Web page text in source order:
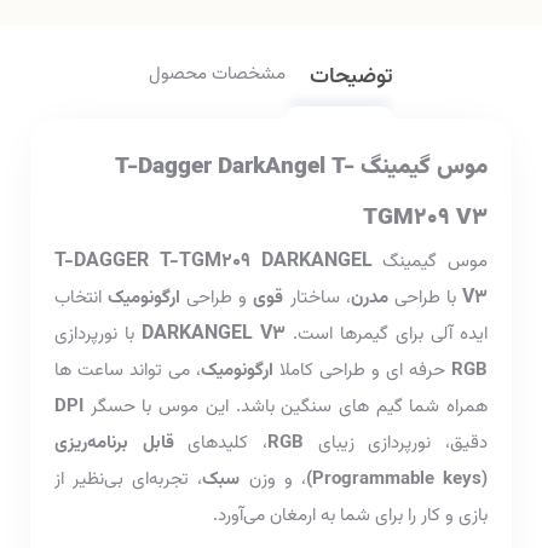
توضیحات مشخصات محصول
موس گیمینگ T-Dagger DarkAngel T-
TGM209 V3
موس گیمینگ T-DAGGER T-TGM209 DARKANGEL
V3با طراحیمدرن، ساختار قویو طراحی ارگونومیکانتخاب
ایده آلی برای گیمرها است. DARKANGEL V3 با نورپردازی
RGB حرفه ای و طراحی کاملا ارگونومیک، می تواند ساعت ها
همراه شما گیم های سنگین باشد. این موس با حسگر DPI
دقیق، نورپردازی زیبای RGB، کلیدهایقابل برنامه‌ریزی
(Programmable keys)
، و وزن سبک، تجربه‌ای بی‌نظیر از
بازی و کار را برای شما به ارمغان می‌آورد.